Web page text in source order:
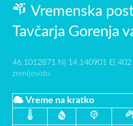
Vremenska
Tavčarja Gorenja
46.1012871 N| 14.140901 E| 402
zemljevidu
Vreme na kratko